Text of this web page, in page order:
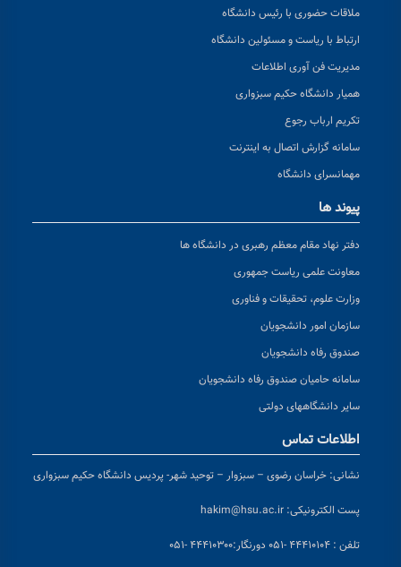
ملاقات حضوری با رئیس دانشگاه
ارتباط با ریاست و مسئولین دانشگاه
مدیریت فن آوری اطلاعات
همیار دانشگاه حکیم سبزواری
تکریم ارباب رجوع
سامانه گزارش اتصال به اینترنت
مهمانسرای دانشگاه
پیوند ها
دفتر نهاد مقام معظم رهبری در دانشگاه ها
معاونت علمی ریاست جمهوری
وزارت علوم، تحقیقات و فناوری
سازمان امور دانشجویان
صندوق رفاه دانشجویان
سامانه حامیان صندوق رفاه دانشجویان
سایر دانشگاههای دولتی
اطلاعات تماس
نشانی: خراسان رضوی – سبزوار – توحید شهر- پردیس دانشگاه حکیم سبزواری
پست الکترونیکی: hakim@hsu.ac.ir
تلفن : ۴۴۴۱۰۱۰۴ -۰۵۱ دورنگار:۴۴۴۱۰۳۰۰ -۰۵۱